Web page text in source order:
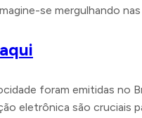
se mergulhando
foram emitidas no
eletrônica são cruciais